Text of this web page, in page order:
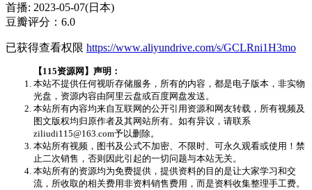
首播: 2023-05-07(日本)
豆瓣评分：6.0
已获得查看权限 https://www.aliyundrive.com/s/GCLRni1H3mo
【115资源网】声明：
本站不提供任何视听存储服务，所有的内容，都是电子版本，非实物
光盘，资源内容由阿里云盘或百度网盘发送。
本站所有内容均来自互联网的公开引用资源和网友转载，所有视频及
图文版权均归原作者及其网站所有。如有异议，请联系
ziliudi115@163.com予以删除。
本站所有视频，图书及公式不加密、不限时、可永久观看或使用！禁
止二次销售，否则因此引起的一切问题与本站无关。
本站所有的资源均为免费提供，提供资料的目的是让大家学习和交
流，所收取的相关费用非资料销售费用，而是资料收集整理手工费。